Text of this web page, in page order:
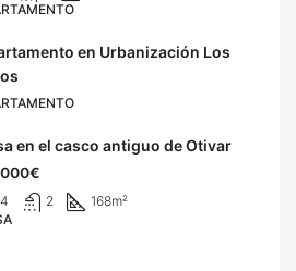
en Urbanización Los
en el casco antiguo de Otivar
4 2 168m²